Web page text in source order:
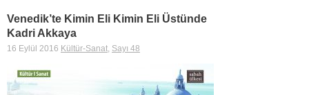
Venedik’te Kimin Eli Kimin Eli Üstünde
Kadri Akkaya
16 Eylül 2016 Kültür-Sanat, Sayı 48